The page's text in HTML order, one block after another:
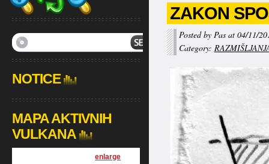
ZAKON
Posted by Pas at 04/11/
Category:
NOTICE
MAPA AKTIVNIH
VULKANA
[enlarge